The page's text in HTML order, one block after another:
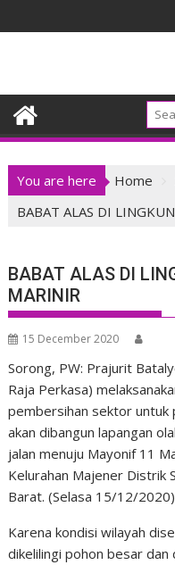
to
You are here Home
BABAT ALAS DI
BABAT ALAS DI
MARINIR
15 December 2020
Sorong, PW: Prajurit
Raja Perkasa)
pembersihan sektor untuk
akan dibangun lapangan
jalan menuju Mayonif 11
Kelurahan Majener Distrik
Barat. (Selasa 15/12/
Karena kondisi wilayah
dikelilingi pohon besar